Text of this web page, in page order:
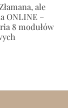
ale
ONLINE –
8 modułów